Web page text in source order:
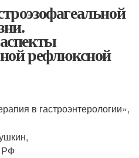
рефлюксной
в гастроэнтерологии»,
РФ